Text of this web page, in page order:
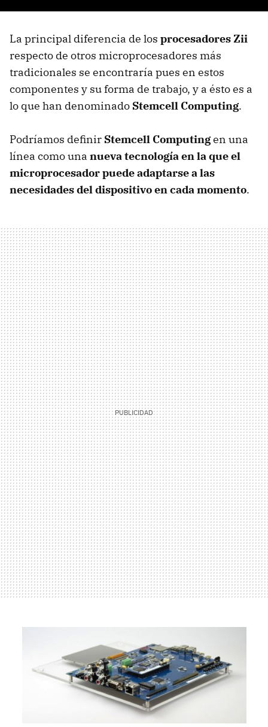
La principal diferencia de los procesadores Zii
respecto de otros microprocesadores más
tradicionales se encontraría pues en estos
componentes y su forma de trabajo, y a ésto es a
lo que han denominado Stemcell Computing.
Podríamos definir Stemcell Computingen una
línea como una nueva tecnología en la que el
microprocesador puede adaptarse a las
necesidades del dispositivo en cada momento.